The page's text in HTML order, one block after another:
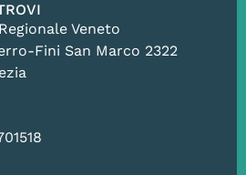
Veneto
Fini San Marco 2322